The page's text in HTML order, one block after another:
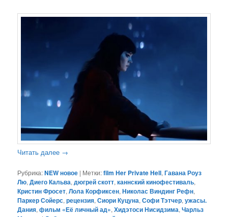
Читать далее →
Рубрика:NEW новое | Метки:film Her Private Hell,Гавана Роуз
Лю,Диего Кальва,дюгрей скотт,каннский кинофестиваль,
Кристин Фросет,Лола Корфиксен,Николас Виндинг Рефн,
Паркер Сойерс,рецензия,Сиори Куцуна,Софи Тэтчер,ужасы.
Дания,фильм «Её личный ад»,Хидэтоси Нисидзима,Чарльз